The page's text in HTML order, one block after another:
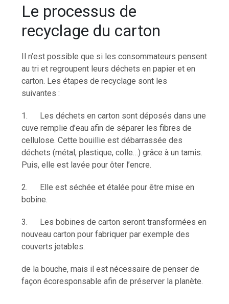
Le processus de
recyclage du carton
Il n’est possible que si les consommateurs pensent
au tri et regroupent leurs déchets en papier et en
carton. Les étapes de recyclage sont les
suivantes :
1. Les déchets en carton sont déposés dans une
cuve remplie d’eau afin de séparer les fibres de
cellulose. Cette bouillie est débarrassée des
déchets (métal, plastique, colle…) grâce à un tamis.
Puis, elle est lavée pour ôter l’encre.
2. Elle est séchée et étalée pour être mise en
bobine.
3. Les bobines de carton seront transformées en
nouveau carton pour fabriquer par exemple des
couverts jetables.
de la bouche, mais il est nécessaire de penser de
façon écoresponsable afin de préserver la planète.